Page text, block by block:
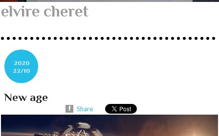
elvire cheret
2020
22/10
New age
Share